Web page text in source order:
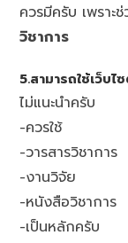
ควรมีครับ เพราะ
วิชาการ
5.สามารถใช้เว็บ
ไม่แนะนำครับ
-ควรใช้
-วารสารวิชาการ
-งานวิจัย
-หนังสือวิชาการ
-เป็นหลักครับ